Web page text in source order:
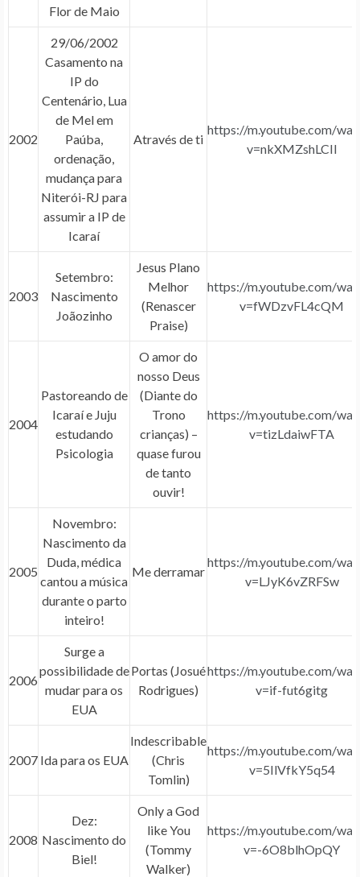
Flor de Maio
2002
29/06/2002
Casamento na
IP do
Centenário, Lua
de Mel em
Paúba,
ordenação,
mudança para
Niterói-RJ para
assumir a IP de
Icaraí
Através de ti
https://m.youtube.com/
v=nkXMZshLCII
2003
Setembro:
Nascimento
Joãozinho
Jesus Plano
Melhor
(Renascer
Praise)
https://m.youtube.com/
v=fWDzvFL4cQM
2004
Pastoreando de
Icaraí e Juju
estudando
Psicologia
O amor do
nosso Deus
(Diante do
Trono
crianças) –
quase furou
de tanto
ouvir!
https://m.youtube.com/
v=tizLdaiwFTA
2005
Novembro:
Nascimento da
Duda, médica
cantou a música
durante o parto
inteiro!
Me derramar
https://m.youtube.com/
v=LJyK6vZRFSw
2006
Surge a
possibilidade de
mudar para os
EUA
Portas (Josué
Rodrigues)
https://m.youtube.com/
v=if-fut6gitg
2007 Ida para os EUA
Indescribable
(Chris
Tomlin)
https://m.youtube.com/
v=5IlVfkY5q54
2008
Dez:
Nascimento do
Biel!
Only a God
like You
(Tommy
Walker)
https://m.youtube.com/
v=-6O8blhOpQY